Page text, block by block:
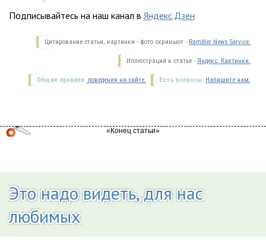
Подписывайтесь на наш канал в Яндекс.Дзен
Цитирование статьи, картинки - фото скриншот - Rambler News Service.
Иллюстрация к статье - Яндекс. Картинки.
Есть вопросы. Напишите нам.
Общие правила поведения на сайте.
Это надо видеть, для нас
любимых